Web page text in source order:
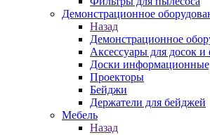
Демонстрационное
Назад
Демонстрационное
Аксессуары для досок и
Доски
Проекторы
Бейджи
Держатели для бейджей
Мебель
Назад